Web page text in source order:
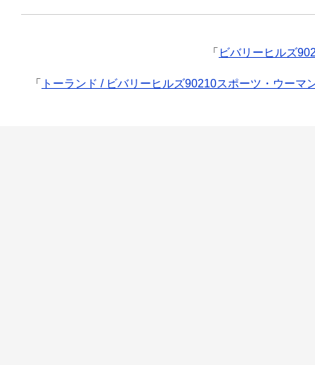
「 ビバリーヒルズ
「 トーランド / ビバリーヒルズ90210スポーツ・ウーマ